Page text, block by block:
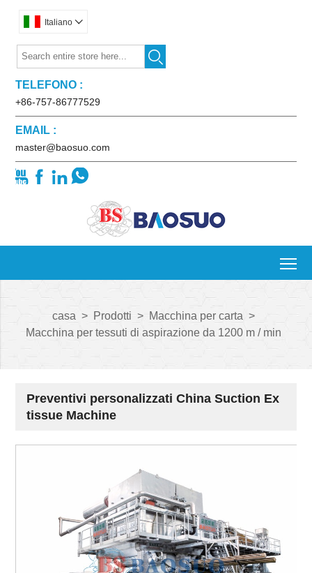
Italiano 

TELEFONO :
+86-757-86777529
EMAIL :
master@baosuo.com
   
casa > Prodotti > Macchina per carta >
Macchina per tessuti di aspirazione da 1200 m / min
Preventivi personalizzati China Suction Ex
tissue Machine